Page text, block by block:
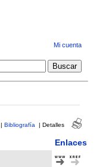
Mi cuenta
| Bibliografía | Detalles
Enlaces